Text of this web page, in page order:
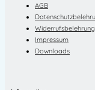
AGB
Widerrufsbelehrung
Impressum
Downloads